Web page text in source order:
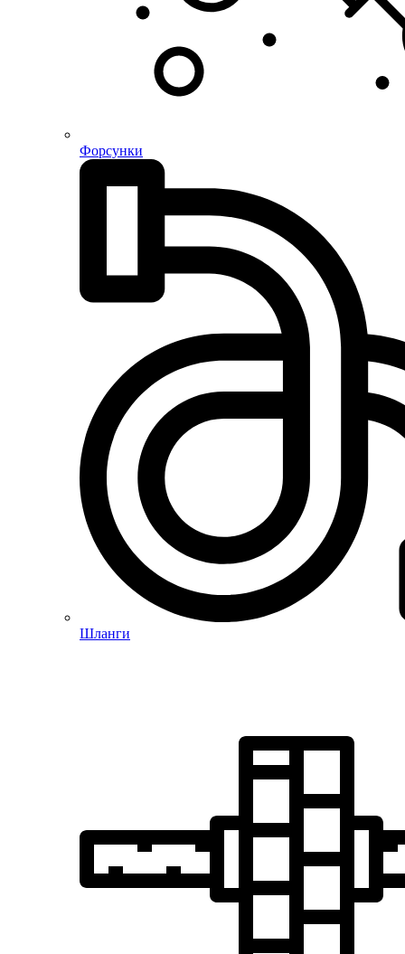
Форсунки
Шланги